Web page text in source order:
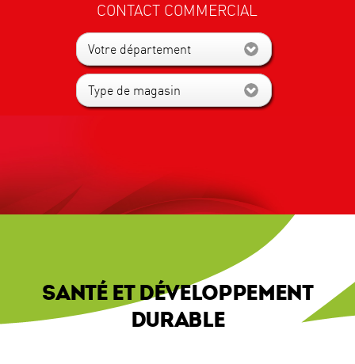
CONTACT COMMERCIAL
Votre département
Type de magasin
SANTÉ ET DÉVELOPPEMENT
DURABLE